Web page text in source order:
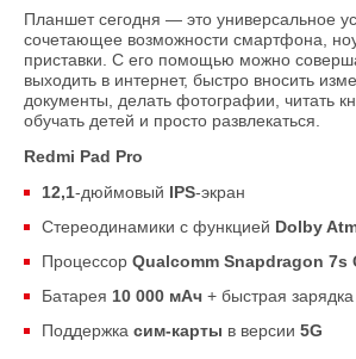
Планшет сегодня — это универсальное
сочетающее возможности смартфона,
приставки. С его помощью можно
выходить в интернет, быстро вносить
документы, делать фотографии, читать
обучать детей и просто развлекаться.
Redmi Pad Pro
12,1-дюймовый IPS-экран
Стереодинамики с функцией Dolby
Процессор Qualcomm Snapdragon 7s
Батарея 10 000 мАч + быстрая зарядка
Поддержка сим-карты в версии 5G